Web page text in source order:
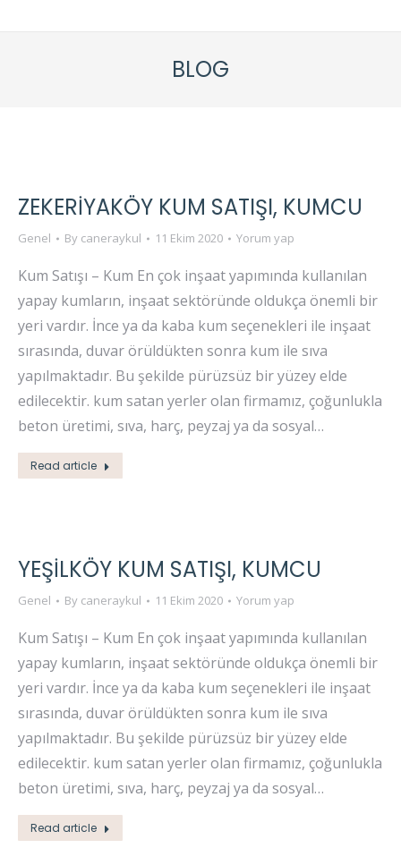
BLOG
ZEKERIYAKÖY KUM SATIŞI, KUMCU
Genel By caneraykul 11 Ekim 2020 Yorum yap
Kum Satışı – Kum En çok inşaat yapımında kullanılan
yapay kumların, inşaat sektöründe oldukça önemli bir
yeri vardır. İnce ya da kaba kum seçenekleri ile inşaat
sırasında, duvar örüldükten sonra kum ile sıva
yapılmaktadır. Bu şekilde pürüzsüz bir yüzey elde
edilecektir. kum satan yerler olan firmamız, çoğunlukla
beton üretimi, sıva, harç, peyzaj ya da sosyal…
Read article
YEŞILKÖY KUM SATIŞI, KUMCU
Genel By caneraykul 11 Ekim 2020 Yorum yap
Kum Satışı – Kum En çok inşaat yapımında kullanılan
yapay kumların, inşaat sektöründe oldukça önemli bir
yeri vardır. İnce ya da kaba kum seçenekleri ile inşaat
sırasında, duvar örüldükten sonra kum ile sıva
yapılmaktadır. Bu şekilde pürüzsüz bir yüzey elde
edilecektir. kum satan yerler olan firmamız, çoğunlukla
beton üretimi, sıva, harç, peyzaj ya da sosyal…
Read article